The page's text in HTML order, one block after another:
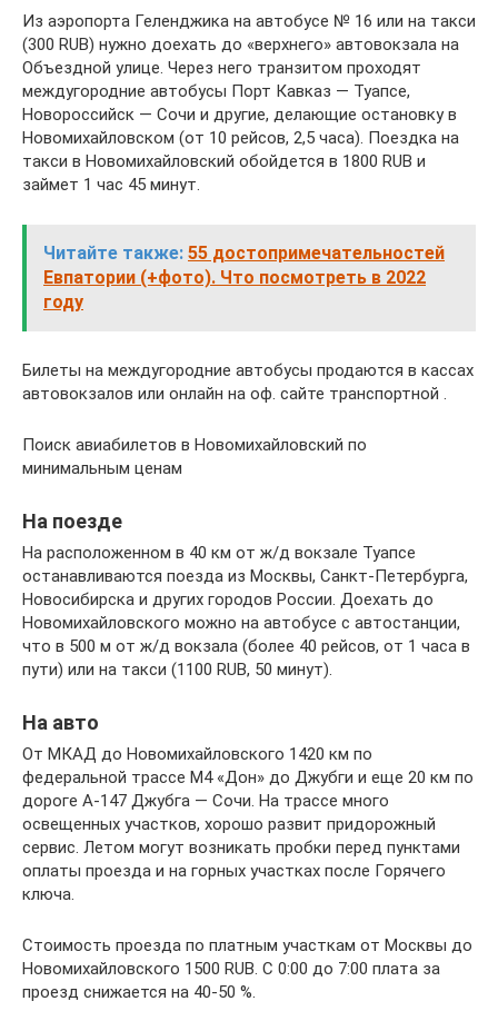
Из аэропорта Геленджика на автобусе № 16 или на такси
(300 RUB) нужно доехать до «верхнего» автовокзала на
Объездной улице. Через него транзитом проходят
междугородние автобусы Порт Кавказ — Туапсе,
Новороссийск — Сочи и другие, делающие остановку в
Новомихайловском (от 10 рейсов, 2,5 часа). Поездка на
такси в Новомихайловский обойдется в 1800 RUB и
займет 1 час 45 минут.
Читайте также: 55 достопримечательностей
Евпатории (+фото). Что посмотреть в 2022
году
Билеты на междугородние автобусы продаются в кассах
автовокзалов или онлайн на оф. сайте транспортной .
Поиск авиабилетов в Новомихайловский по
минимальным ценам
На поезде
На расположенном в 40 км от ж/д вокзале Туапсе
останавливаются поезда из Москвы, Санкт-Петербурга,
Новосибирска и других городов России. Доехать до
Новомихайловского можно на автобусе с автостанции,
что в 500 м от ж/д вокзала (более 40 рейсов, от 1 часа в
пути) или на такси (1100 RUB, 50 минут).
На авто
От МКАД до Новомихайловского 1420 км по
федеральной трассе М4 «Дон» до Джубги и еще 20 км по
дороге А-147 Джубга — Сочи. На трассе много
освещенных участков, хорошо развит придорожный
сервис. Летом могут возникать пробки перед пунктами
оплаты проезда и на горных участках после Горячего
ключа.
Стоимость проезда по платным участкам от Москвы до
Новомихайловского 1500 RUB. С 0:00 до 7:00 плата за
проезд снижается на 40-50 %.